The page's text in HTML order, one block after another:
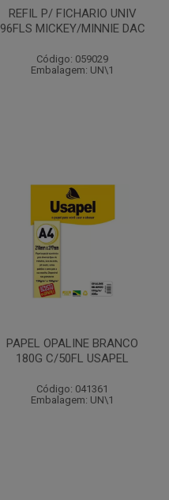
REFIL P/ FICHARIO UNIV
96FLS MICKEY/MINNIE DAC
Código: 059029
Embalagem: UN\1
PAPEL OPALINE BRANCO
180G C/50FL USAPEL
Código: 041361
Embalagem: UN\1